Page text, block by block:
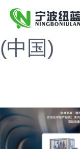
世界杯
(中国)